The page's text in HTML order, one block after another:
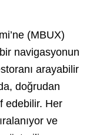
(MBUX)
navigasyonun
arayabilir
doğrudan
edebilir. Her
ve